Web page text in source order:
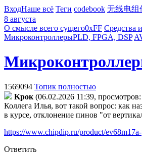
ВходНаше всё Теги codebook 无线电组
8 августа
О смысле всего сущего0xFF Средства
МикроконтроллерыPLD, FPGA, DSP
1569094 Топик полностью
Kpoк (06.02.2026 11:39,
Коллега Илья, вот такой вопрос: как
в курсе, отклонение пинов "от
https://www.chipdip.ru/product/
Ответить